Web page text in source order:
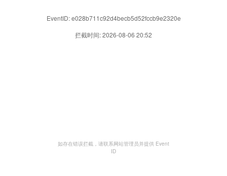
EventID: e028b711c92d4becb5d52fccb9e2320e
拦截时间: 2026-08-06 20:52
如存在错误拦截，请联系网站管理员并提供 Event
ID